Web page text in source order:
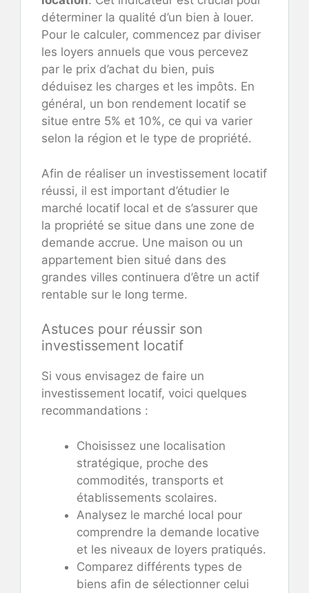
déterminer la qualité d’un bien à louer.
Pour le calculer, commencez par diviser
les loyers annuels que vous percevez
par le prix d’achat du bien, puis
déduisez les charges et les impôts. En
général, un bon rendement locatif se
situe entre 5% et 10%, ce qui va varier
selon la région et le type de propriété.
Afin de réaliser un investissement locatif
réussi, il est important d’étudier le
marché locatif local et de s’assurer que
la propriété se situe dans une zone de
demande accrue. Une maison ou un
appartement bien situé dans des
grandes villes continuera d’être un actif
rentable sur le long terme.
Astuces pour réussir son
investissement locatif
Si vous envisagez de faire un
investissement locatif, voici quelques
recommandations :
Choisissez une localisation
stratégique, proche des
commodités, transports et
établissements scolaires.
Analysez le marché local pour
comprendre la demande locative
et les niveaux de loyers pratiqués.
Comparez différents types de
biens afin de sélectionner celui